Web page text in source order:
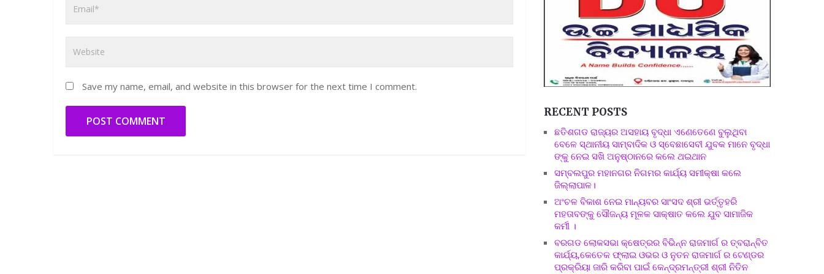
Save my name, email, and website in this browser for the next time I comment.
RECENT POSTS
ଛତିଶଗଡ ରାଜ୍ୟର ଅସହାୟ ବୃଦ୍ଧା ଏଣେତେଣେ ବୁଲୁଥିବା
ବେଳେ ସ୍ଥାନୀୟ ସାମ୍ବାଦିକ ଓ ସ୍ବେଛାସେବୀ ଯୁବକ ମାନେ ବୃଦ୍ଧା
ଙ୍କୁ ନେଇ ସଖି ଅନୁଷ୍ଠାନରେ କଲେ ଥଇଥାନ
ସମ୍ବଲପୁର ମହାନଗର ନିଗମର କାର୍ଯ୍ୟ ସମୀକ୍ଷା କଲେ
ଜିଲ୍ଲାପାଳ।
ଅଂଚଳ ବିକାଶ ନେଇ ମାନ୍ୟବର ସାଂସଦ ଶ୍ରୀ ଭର୍ତ୍ତୃହରି
ମହତାବଙ୍କୁ ସୌଜନ୍ୟ ମୂଳକ ସାକ୍ଷାତ କଲେ ଯୁବ ସାମାଜିକ
କର୍ମୀ ।
ବରଗଡ ଲୋକସଭା କ୍ଷେତ୍ରର ବିଭିନ୍ନ ରାଜମାର୍ଗ ର ତ୍ବରାନ୍ବିତ
କାର୍ଯ୍ୟ,କେତେକ ଫ୍ଲାଇ ଓଭର ଓ ନୁତନ ରାଜମାର୍ଗ ର ଟେଣ୍ଡର
ପ୍ରକ୍ରିୟା ଜାରି କରିବା ପାଇଁ କେନ୍ଦ୍ରମନ୍ତ୍ରୀ ଶ୍ରୀ ନିତିନ